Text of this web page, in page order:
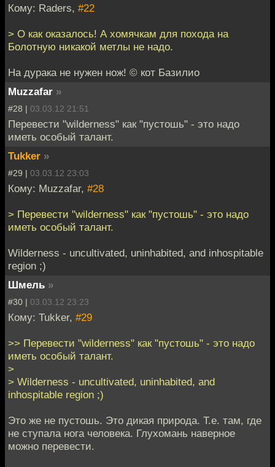
Кому: Raders, #22
> О как оказалось! А хомячкам для похода на
Болотную никакой метлы не надо.
На дурака не нужен нож! © кот Базилио
Muzzafar »
#28 | 03.03.12 21:51
Перевести "wilderness" как "пустошь" - это надо
иметь особый талант.
Tukker »
#29 | 03.03.12 23:03
Кому: Muzzafar, #28
> Перевести "wilderness" как "пустошь" - это надо
иметь особый талант.
Wilderness - uncultivated, uninhabited, and inhospitable
region ;)
Шмель »
#30 | 03.03.12 23:23
Кому: Tukker, #29
>> Перевести "wilderness" как "пустошь" - это надо
иметь особый талант.
>
> Wilderness - uncultivated, uninhabited, and
inhospitable region ;)
Это же не пустошь. Это дикая природа. Т.е. там, где
не ступала нога человека. Глухомань наверное
можно перевести.